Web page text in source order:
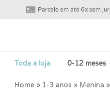
Parcele em até 6x sem
Toda a loja 0-12 meses
Home » 1-3 anos » Menina »